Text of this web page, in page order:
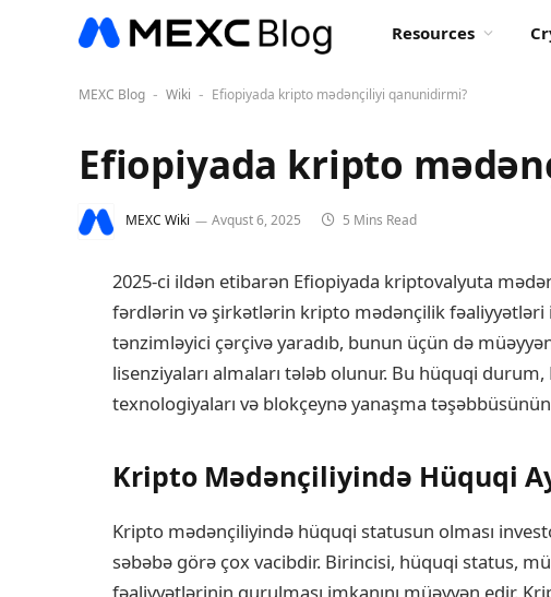
Resources
MEXC Blog - Wiki - Efiopiyada kripto mədənçiliyi qanunidirmi?
Efiopiyada kripto
MEXC Wiki Avqust 6, 2025 5 Mins Read
2025-ci ildən etibarən Efiopiyada kriptovalyuta
fərdlərin və şirkətlərin kripto mədənçilik fəaliyyətləri
tənzimləyici çərçivə yaradıb, bunun üçün də
lisenziyaları almaları tələb olunur. Bu hüquqi
texnologiyaları və blokçeynə yanaşma
Kripto Mədənçiliyində Hüquqi
Kripto mədənçiliyində hüquqi statusun olması
səbəbə görə çox vacibdir. Birincisi, hüquqi status,